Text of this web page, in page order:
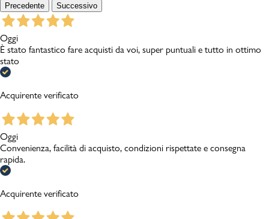
Precedente Successivo
Oggi
È stato fantastico fare acquisti da voi, super puntuali e tutto in ottimo
stato
Acquirente verificato
Oggi
Convenienza, facilità di acquisto, condizioni rispettate e consegna
rapida.
Acquirente verificato